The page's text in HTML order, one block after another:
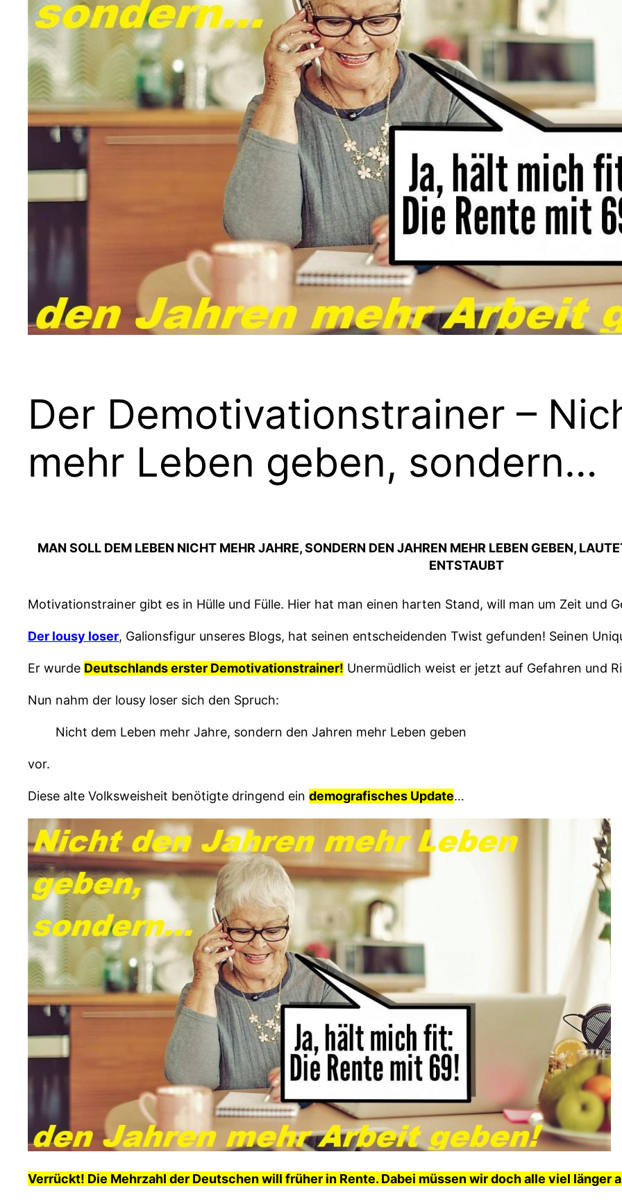
Der Demotivationstrainer –
mehr Leben geben, sondern…
MAN SOLL DEM LEBEN NICHT MEHR JAHRE, SONDERN DEN JAHREN MEHR LEBEN GEBEN,
ENTSTAUBT
Motivationstrainer gibt es in Hülle und Fülle. Hier hat man einen harten Stand, will man um Zeit und
Der lousy loser, Galionsfigur unseres Blogs, hat seinen entscheidenden Twist gefunden! Seinen
Er wurde Deutschlands erster Demotivationstrainer! Unermüdlich weist er jetzt auf Gefahren und
Nun nahm der lousy loser sich den Spruch:
Nicht dem Leben mehr Jahre, sondern den Jahren mehr Leben geben
vor.
Diese alte Volksweisheit benötigte dringend ein demografisches Update…
Verrückt! Die Mehrzahl der Deutschen will früher in Rente. Dabei müssen wir doch alle viel länger